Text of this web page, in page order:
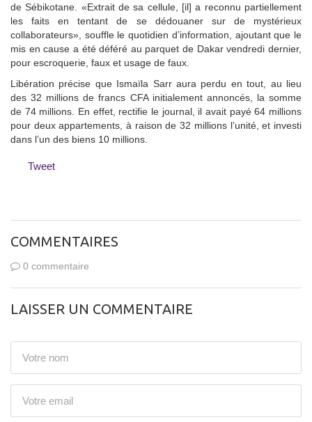
de Sébikotane. «Extrait de sa cellule, [il] a reconnu partiellement
les faits en tentant de se dédouaner sur de mystérieux
collaborateurs», souffle le quotidien d’information, ajoutant que le
mis en cause a été déféré au parquet de Dakar vendredi dernier,
pour escroquerie, faux et usage de faux.
Libération précise que Ismaïla Sarr aura perdu en tout, au lieu
des 32 millions de francs CFA initialement annoncés, la somme
de 74 millions. En effet, rectifie le journal, il avait payé 64 millions
pour deux appartements, à raison de 32 millions l’unité, et investi
dans l’un des biens 10 millions.
Tweet
COMMENTAIRES
0 commentaire
LAISSER UN COMMENTAIRE